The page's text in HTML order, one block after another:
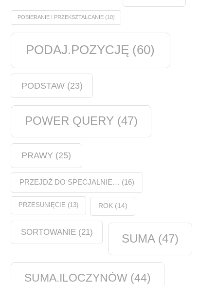
POBIERANIE I PRZEKSZTAŁCANIE(10)
PODAJ.POZYCJĘ (60)
PODSTAW(23)
POWER QUERY (47)
PRAWY (25)
PRZEJDŹ DO SPECJALNIE… (16)
PRZESUNIĘCIE (13) ROK(14)
SORTOWANIE(21) SUMA(47)
SUMA.ILOCZYNÓW (44)